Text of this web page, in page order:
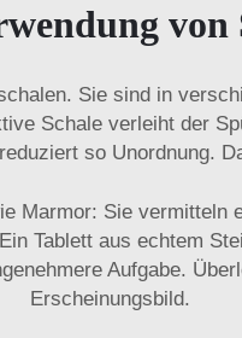
Sie sind in
Schale verleiht der
so Unordnung.
Marmor: Sie
Tablett aus echtem
Aufgabe.
Erscheinungsbild.